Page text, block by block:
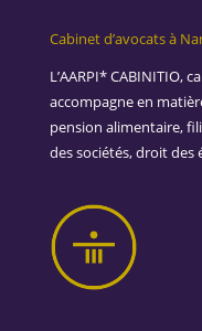
Cabinet d’avocats à
L’AARPI* CABINITIO,
accompagne en
pension alimentaire,
des sociétés, droit